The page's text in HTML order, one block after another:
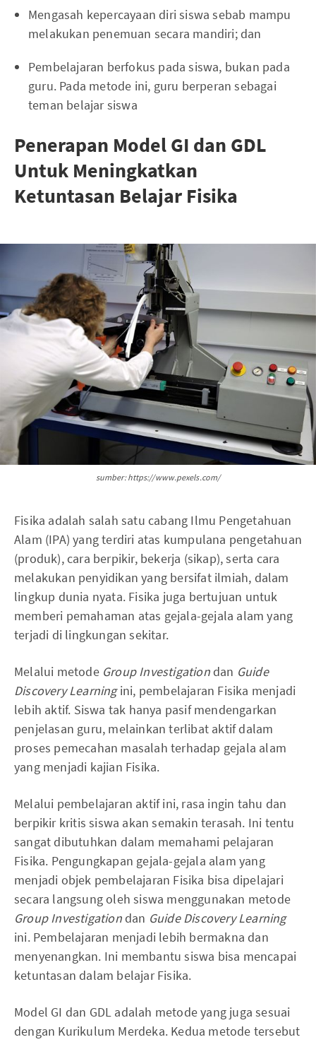
Mengasah kepercayaan diri siswa sebab mampu
melakukan penemuan secara mandiri; dan
Pembelajaran berfokus pada siswa, bukan pada
guru. Pada metode ini, guru berperan sebagai
teman belajar siswa
Penerapan Model GI dan GDL
Untuk Meningkatkan
Ketuntasan Belajar Fisika
sumber: https://www.pexels.com/
Fisika adalah salah satu cabang Ilmu Pengetahuan
Alam (IPA) yang terdiri atas kumpulana pengetahuan
(produk), cara berpikir, bekerja (sikap), serta cara
melakukan penyidikan yang bersifat ilmiah, dalam
lingkup dunia nyata. Fisika juga bertujuan untuk
memberi pemahaman atas gejala-gejala alam yang
terjadi di lingkungan sekitar.
Melalui metode Group Investigationdan Guide
Discovery Learningini, pembelajaran Fisika menjadi
lebih aktif. Siswa tak hanya pasif mendengarkan
penjelasan guru, melainkan terlibat aktif dalam
proses pemecahan masalah terhadap gejala alam
yang menjadi kajian Fisika.
Melalui pembelajaran aktif ini, rasa ingin tahu dan
berpikir kritis siswa akan semakin terasah. Ini tentu
sangat dibutuhkan dalam memahami pelajaran
Fisika. Pengungkapan gejala-gejala alam yang
menjadi objek pembelajaran Fisika bisa dipelajari
secara langsung oleh siswa menggunakan metode
Group Investigationdan Guide Discovery Learning
ini. Pembelajaran menjadi lebih bermakna dan
menyenangkan. Ini membantu siswa bisa mencapai
ketuntasan dalam belajar Fisika.
Model GI dan GDL adalah metode yang juga sesuai
dengan Kurikulum Merdeka. Kedua metode tersebut